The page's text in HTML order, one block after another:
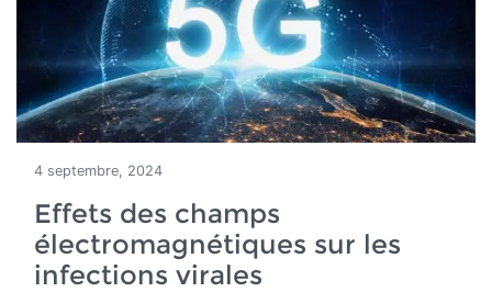
4 septembre, 2024
Effets des champs
électromagnétiques sur les
infections virales